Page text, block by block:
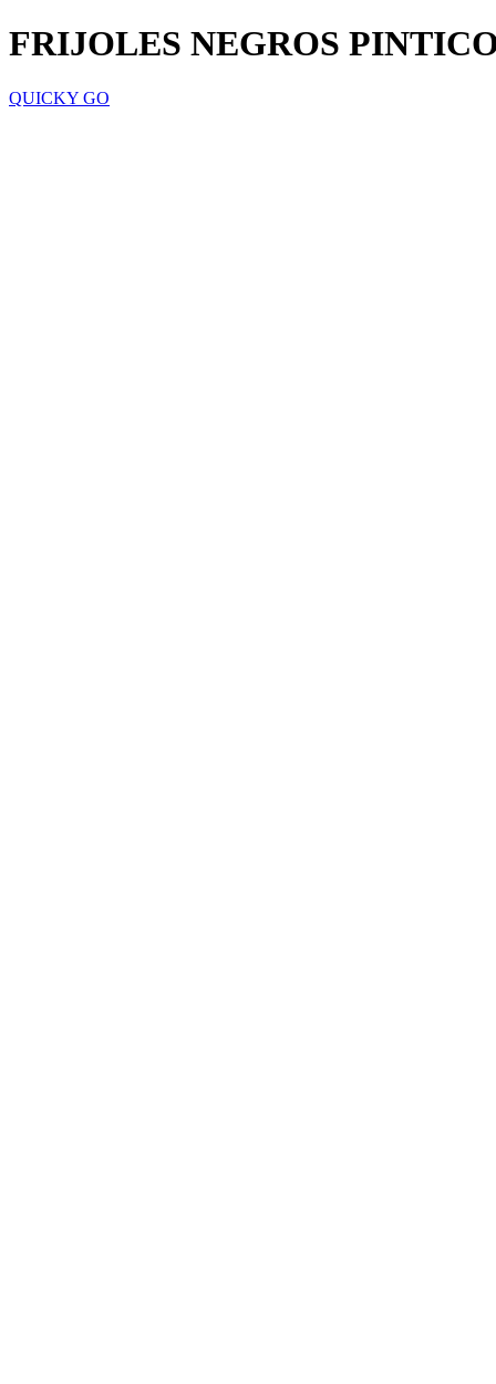
FRIJOLES NEGROS
QUICKY GO